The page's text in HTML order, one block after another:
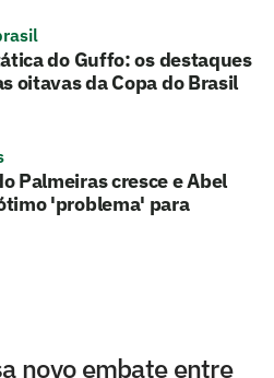
do Guffo: os destaques
oitavas da Copa do Brasil
Palmeiras cresce e Abel
'problema' para
novo embate entre